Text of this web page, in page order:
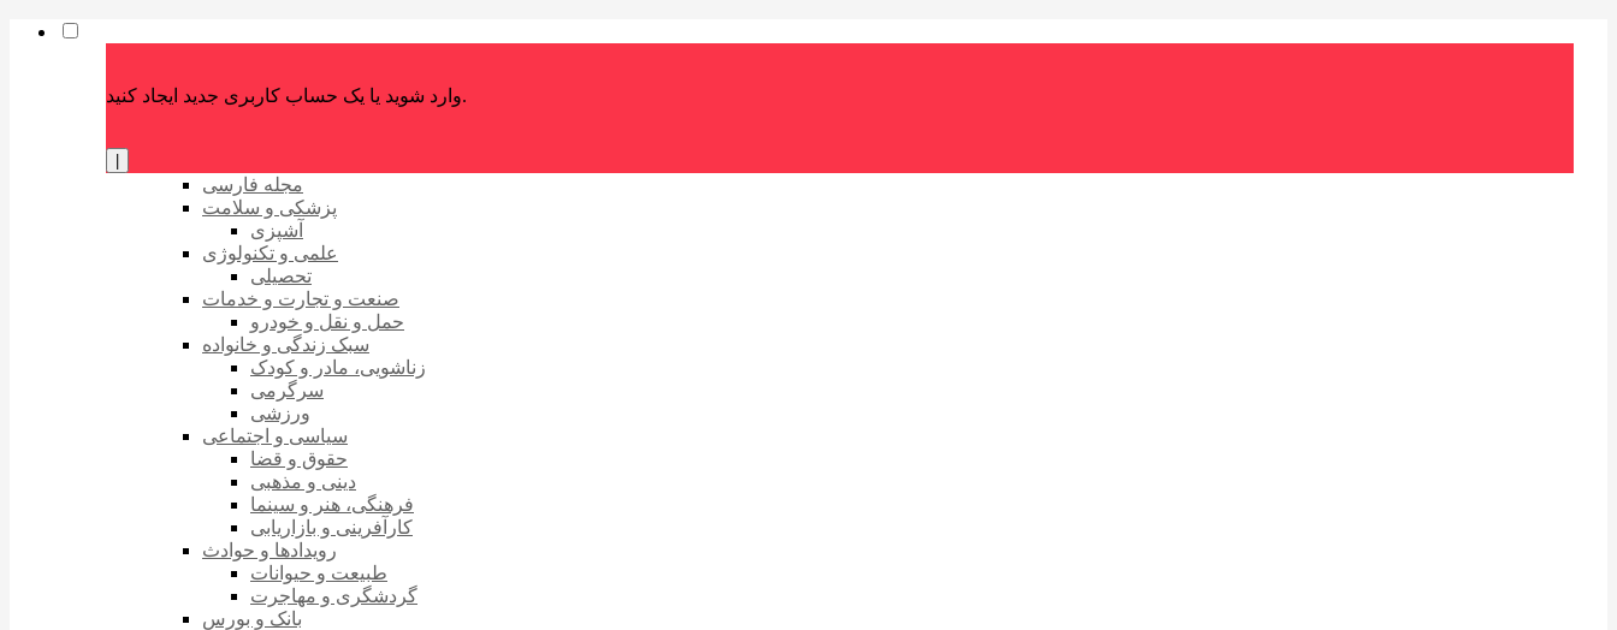
وارد شوید یا یک حساب کاربری جدید ایجاد کنید.
مجله فارسی
پزشکی و سلامت
آشپزی
علمی و تکنولوژی
تحصیلی
صنعت و تجارت و خدمات
حمل و نقل و خودرو
سبک زندگی و خانواده
زناشویی، مادر و کودک
سرگرمی
ورزشی
سیاسی و اجتماعی
حقوق و قضا
دینی و مذهبی
فرهنگی، هنر و سینما
کارآفرینی و بازاریابی
رویدادها و حوادث
طبیعت و حیوانات
گردشگری و مهاجرت
بانک و بورس